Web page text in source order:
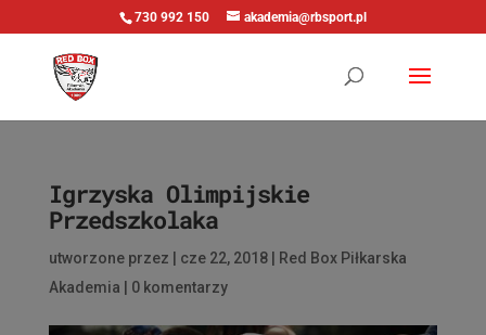
730 992 150 akademia@rbsport.pl
Igrzyska Olimpijskie
Przedszkolaka
utworzone przez cze 22, 2018|
Red Box Piłkarska
Akademia
0 komentarzy